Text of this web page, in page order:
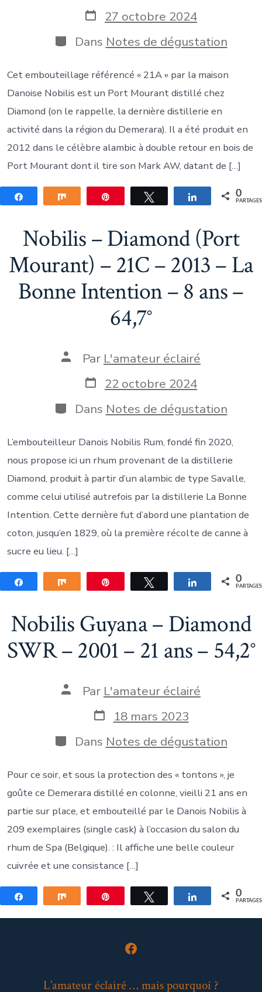
publication
Date
de
publication
27 octobre 2024
Catégories
Dans Notes de dégustation
Cet embouteillage référencé « 21A » par la maison
Danoise Nobilis est un Port Mourant distillé chez
Diamond (on le rappelle, la dernière distillerie en
activité dans la région du Demerara). Il a été produit en
2012 dans le célèbre alambic à double retour en bois de
Port Mourant dont il tire son Mark AW, datant de […]
Partagez Partagez Tweetez Partagez 0
PARTAGES
Nobilis – Diamond (Port
Mourant) – 21C – 2013 – La
Bonne Intention – 8 ans –
64,7°
Auteur
publication
Par L'amateur éclairé
Date
de
publication
22 octobre 2024
Catégories
Dans Notes de dégustation
L’embouteilleur Danois Nobilis Rum, fondé fin 2020,
nous propose ici un rhum provenant de la distillerie
Diamond, produit à partir d’un alambic de type Savalle,
comme celui utilisé autrefois par la distillerie La Bonne
Intention. Cette dernière fut d’abord une plantation de
coton, jusqu’en 1829, où la première récolte de canne à
sucre eu lieu. […]
Partagez Partagez Tweetez Partagez 0
PARTAGES
Nobilis Guyana – Diamond
SWR – 2001 – 21 ans – 54,2°
Auteur
publication
Par L'amateur éclairé
Date
de
publication
18 mars 2023
Catégories
Dans Notes de dégustation
Pour ce soir, et sous la protection des « tontons », je
goûte ce Demerara distillé en colonne, vieilli 21 ans en
partie sur place, et embouteillé par le Danois Nobilis à
209 exemplaires (single cask) à l’occasion du salon du
rhum de Spa (Belgique). : Il affiche une belle couleur
cuivrée et une consistance […]
Partagez Partagez Tweetez Partagez 0
PARTAGES
Open
L’amateur éclairé … mais pourquoi ?